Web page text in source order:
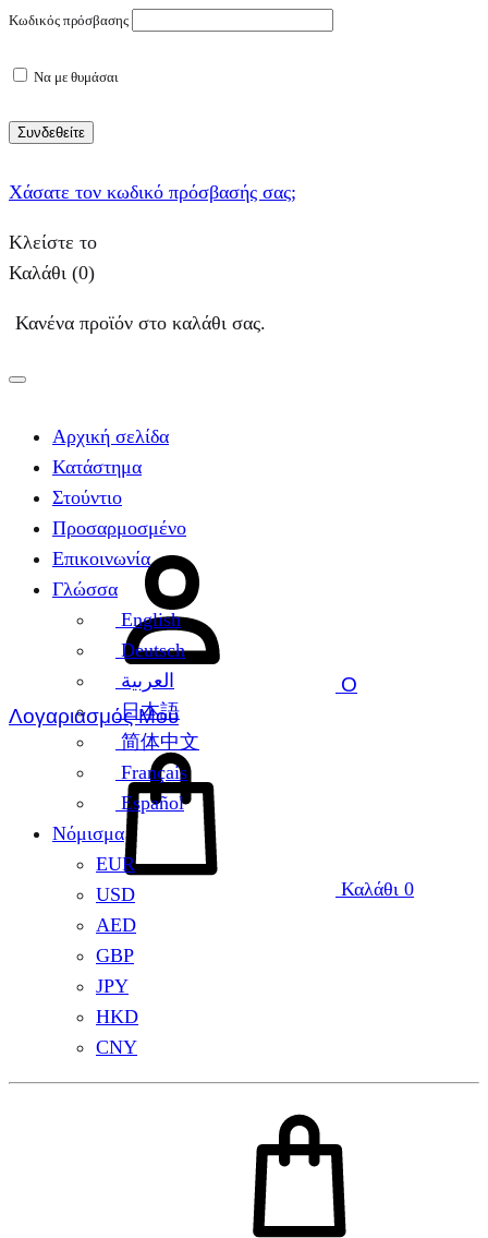
Κωδικός πρόσβασης
Να με θυμάσαι
Συνδεθείτε
Χάσατε τον κωδικό πρόσβασής σας;
Κλείστε το
Καλάθι (0)
Κανένα προϊόν στο καλάθι σας.
Ο
Λογαριασμός Μου
Καλάθι 0
Αρχική σελίδα
Κατάστημα
Στούντιο
Προσαρμοσμένο
Επικοινωνία
Γλώσσα
English
Deutsch
العربية
日本語
简体中文
Français
Español
Νόμισμα
EUR
USD
AED
GBP
JPY
HKD
CNY